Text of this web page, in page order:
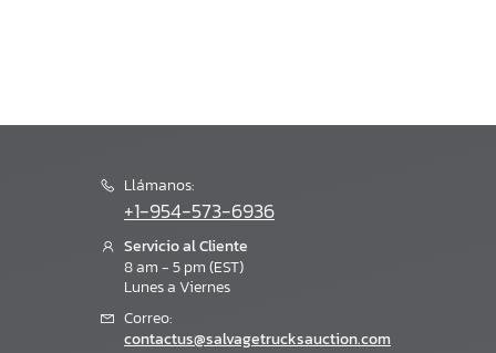
Llámanos:
+1-954-573-6936
Servicio al Cliente
8 am - 5 pm (EST)
Lunes a Viernes
Correo:
contactus@salvagetrucksauction.com